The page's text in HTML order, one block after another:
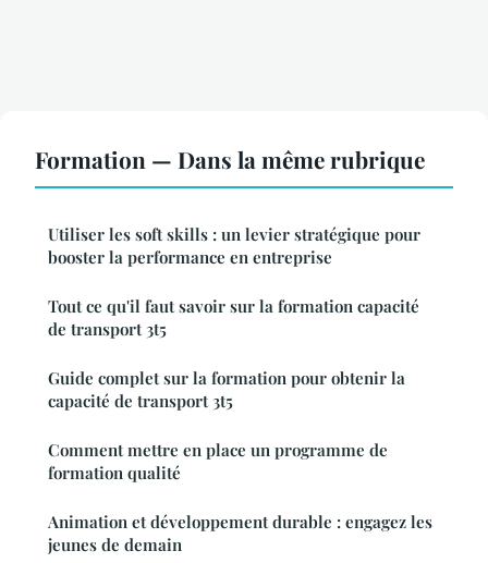
Formation — Dans la même rubrique
Utiliser les soft skills : un levier stratégique pour
booster la performance en entreprise
Tout ce qu'il faut savoir sur la formation capacité
de transport 3t5
Guide complet sur la formation pour obtenir la
capacité de transport 3t5
Comment mettre en place un programme de
formation qualité
Animation et développement durable : engagez les
jeunes de demain